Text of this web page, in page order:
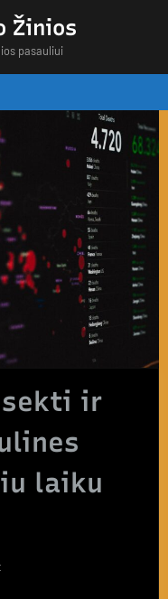
Žinios
pasauliui
ir
laiku